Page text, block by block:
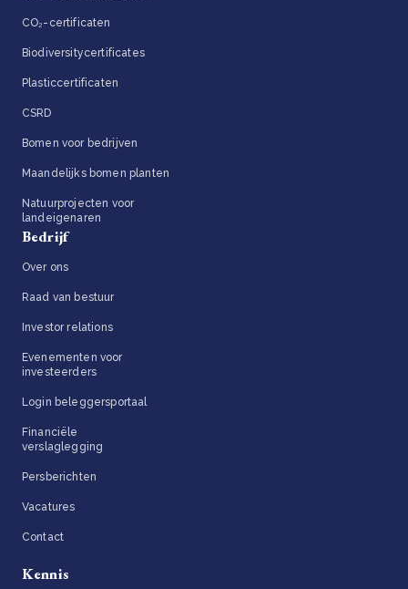
CO₂-certificaten
Biodiversitycertificates
Plasticcertificaten
CSRD
Bomen voor bedrijven
Maandelijks bomen planten
Natuurprojecten voor
landeigenaren
Bedrijf
Over ons
Raad van bestuur
Investor relations
Evenementen voor
investeerders
Login beleggersportaal
Financiële
verslaglegging
Persberichten
Vacatures
Contact
Kennis